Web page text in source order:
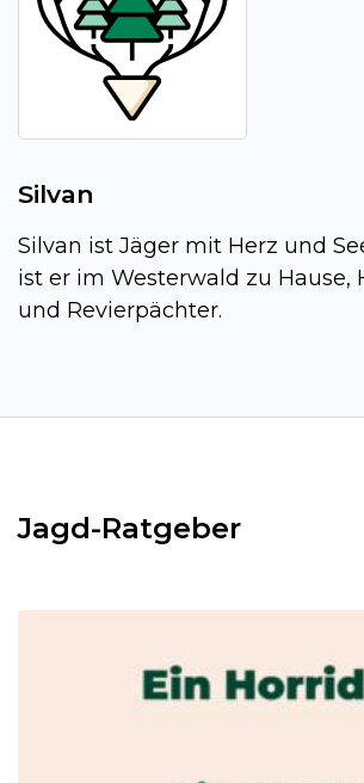
Silvan
Silvan ist Jäger mit Herz und
ist er im Westerwald zu Hause,
und Revierpächter.
Jagd-Ratgeber